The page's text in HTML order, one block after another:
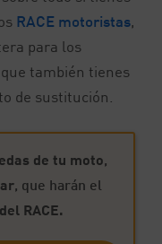
RACE motoristas,
para los
también tienes
de sustitución.
de tu moto,
, que harán el
RACE.